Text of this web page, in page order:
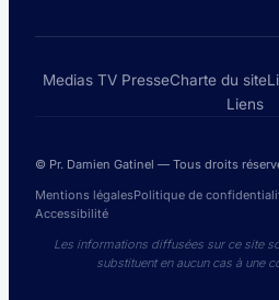
Medias TV PresseCharte du site
Liens
© Pr. Damien Gatinel — Tous droits
Mentions légalesPolitique de
Accessibilité
Les informations diffusées sur ce site
substituent en aucun cas à une